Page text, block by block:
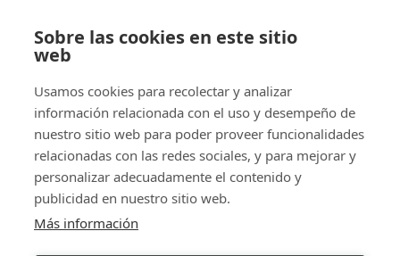
Legal
Sobre las cookies en este sitio
web
Usamos cookies para recolectar y analizar
información relacionada con el uso y desempeño de
nuestro sitio web para poder proveer funcionalidades
relacionadas con las redes sociales, y para mejorar y
personalizar adecuadamente el contenido y
publicidad en nuestro sitio web.
Más información